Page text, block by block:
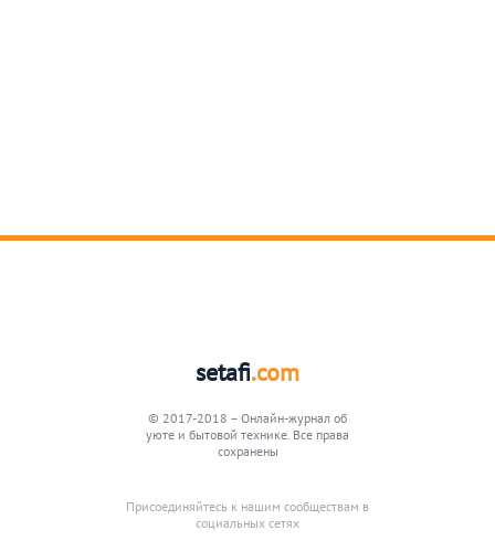
setafi.com
© 2017-2018 – Онлайн-журнал об
уюте и бытовой технике. Все права
сохранены
Присоединяйтесь к нашим сообществам в
социальных сетях